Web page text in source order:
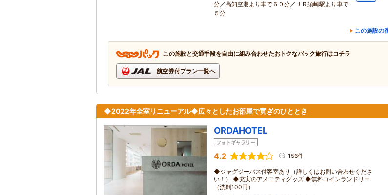
分／高知空港より車で６０分／ＪＲ須崎駅より車で
５分
この施設の
この施設と交通手段を自由に組み合わせたおトクなパック旅行はコチラ
航空券付プラン一覧へ
◆2022年全室リニューアル◆広々としたお部屋で寛ぎのひととき
ORDAHOTEL
フォトギャラリー
4.2 156件
◆ジャグジーバス付客室あり（詳しくはお問い合わせくださ
い！） ◆充実のアメニティグッズ ◆無料コインランドリー
（洗剤100円）